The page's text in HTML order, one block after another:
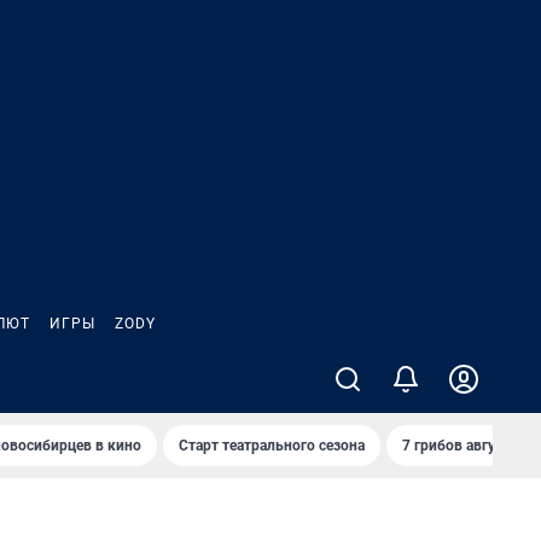
ИГРЫ ZODY
в кино Старт театрального сезона 7 грибов августа